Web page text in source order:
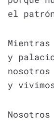
el
y
nosotros
y